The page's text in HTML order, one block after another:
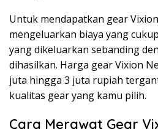
Untuk mendapatkan gear
mengeluarkan biaya yang
yang dikeluarkan sebanding
dihasilkan. Harga gear Vixion
juta hingga 3 juta rupiah
kualitas gear yang kamu pilih.
Cara Merawat Gear